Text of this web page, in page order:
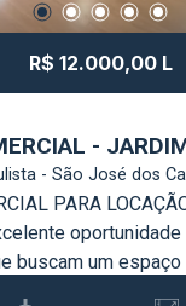
R$ 12.000,00 L
-
- São José dos
PARA
buscam um espaço
estratégica! Imóvel com